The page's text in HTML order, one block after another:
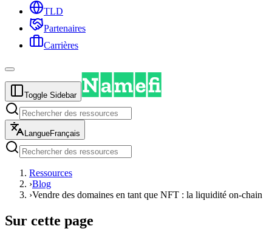
TLD
Partenaires
Carrières
Toggle Sidebar
LangueFrançais
Ressources
›Blog
›Vendre des domaines en tant que NFT : la liquidité on-chain
Sur cette page